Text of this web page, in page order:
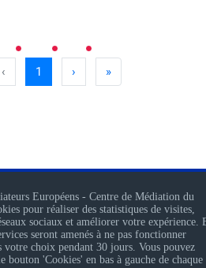
‹ 1 › »
des Médiateurs Européens
des Associations - 4, Boulevard du
Européens - Centre de Médiation du
pour réaliser des statistiques de visites,
sociaux et améliorer votre expérience.
seront amenés à ne pas fonctionner
votre choix pendant 30 jours. Vous pouvez
bouton 'Cookies' en bas à gauche de chaque